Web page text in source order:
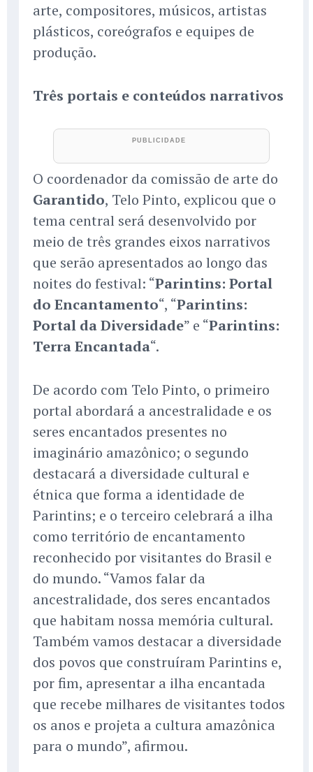
arte, compositores, músicos, artistas
plásticos, coreógrafos e equipes de
produção.
Três portais e conteúdos narrativos
O coordenador da comissão de arte do
Garantido, Telo Pinto, explicou que o
tema central será desenvolvido por
meio de três grandes eixos narrativos
que serão apresentados ao longo das
noites do festival: “Parintins: Portal
do Encantamento“, “Parintins:
Portal da Diversidade” e “Parintins:
Terra Encantada“.
De acordo com Telo Pinto, o primeiro
portal abordará a ancestralidade e os
seres encantados presentes no
imaginário amazônico; o segundo
destacará a diversidade cultural e
étnica que forma a identidade de
Parintins; e o terceiro celebrará a ilha
como território de encantamento
reconhecido por visitantes do Brasil e
do mundo. “Vamos falar da
ancestralidade, dos seres encantados
que habitam nossa memória cultural.
Também vamos destacar a diversidade
dos povos que construíram Parintins e,
por fim, apresentar a ilha encantada
que recebe milhares de visitantes todos
os anos e projeta a cultura amazônica
para o mundo”, afirmou.